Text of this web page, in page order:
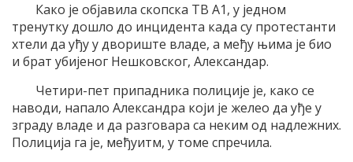
Како је објавила скопска ТВ А1, у једном
тренутку дошло до инцидента када су протестанти
хтели да уђу у двориште владе, а међу њима је био
и брат убијеног Нешковског, Александар.
Четири-пет припадника полиције је, како се
наводи, напало Александра који је желео да уђе у
зграду владе и да разговара са неким од надлежних.
Полиција га је, међуитм, у томе спречила.